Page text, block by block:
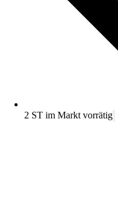
2 ST im Markt vorrätig